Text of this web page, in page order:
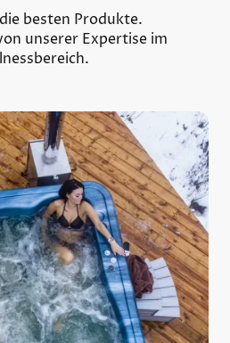
besten Produkte.
unserer Expertise im